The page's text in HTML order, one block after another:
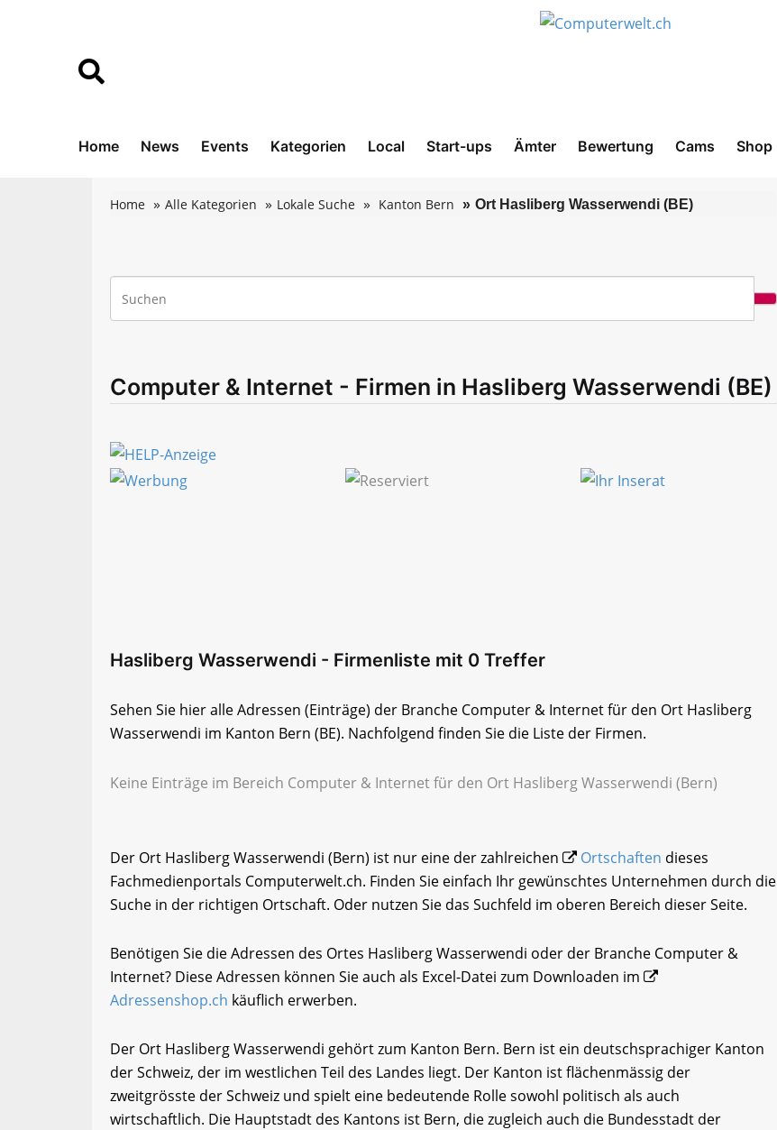
Home News Events Kategorien Local Start-ups Ämter Bewertung Cams Shop
Home Alle Kategorien Lokale Suche Kanton Bern Ort Hasliberg Wasserwendi (BE)
Computer & Internet - Firmen in Hasliberg Wasserwendi (BE)
Hasliberg Wasserwendi - Firmenliste mit 0 Treffer
Sehen Sie hier alle Adressen (Einträge) der Branche Computer & Internet für den Ort Hasliberg
Wasserwendi im Kanton Bern (BE). Nachfolgend finden Sie die Liste der Firmen.
Keine Einträge im Bereich Computer & Internet für den Ort Hasliberg Wasserwendi (Bern)
Der Ort Hasliberg Wasserwendi (Bern) ist nur eine der zahlreichen Ortschaften dieses
Fachmedienportals Computerwelt.ch. Finden Sie einfach Ihr gewünschtes Unternehmen durch die
Suche in der richtigen Ortschaft. Oder nutzen Sie das Suchfeld im oberen Bereich dieser Seite.
Benötigen Sie die Adressen des Ortes Hasliberg Wasserwendi oder der Branche Computer &
Internet? Diese Adressen können Sie auch als Excel-Datei zum Downloaden im
Adressenshop.ch käuflich erwerben.
Der Ort Hasliberg Wasserwendi gehört zum Kanton Bern. Bern ist ein deutschsprachiger Kanton
der Schweiz, der im westlichen Teil des Landes liegt. Der Kanton ist flächenmässig der
zweitgrösste der Schweiz und spielt eine bedeutende Rolle sowohl politisch als auch
wirtschaftlich. Die Hauptstadt des Kantons ist Bern, die zugleich auch die Bundesstadt der